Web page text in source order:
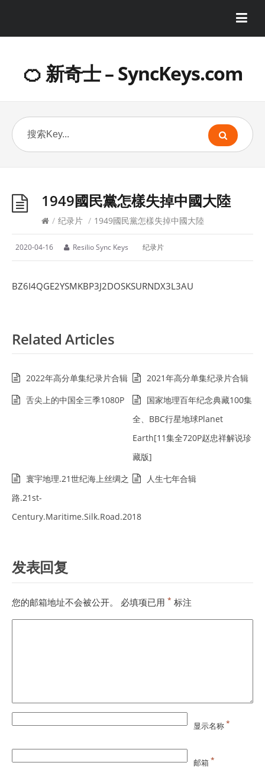
🍊 新奇士 – SyncKeys.com
1949國民黨怎樣失掉中國大陸
/ 纪录片 / 1949國民黨怎樣失掉中國大陸
2020-04-16 Resilio Sync Keys 纪录片
BZ6I4QGE2YSMKBP3J2DOSKSURNDX3L3AU
Related Articles
2022年高分单集纪录片合辑
2021年高分单集纪录片合辑
舌尖上的中国全三季1080P
国家地理百年纪念典藏100集
全、BBC行星地球Planet
Earth[11集全720P赵忠祥解说珍
藏版]
寰宇地理.21世纪海上丝绸之
路.21st-
Century.Maritime.Silk.Road.2018
人生七年合辑
发表回复
您的邮箱地址不会被公开。 必填项已用 * 标注
显示名称*
邮箱*